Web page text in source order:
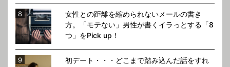
女性との距離を縮められないメールの書き
方。「モテない」男性が書くイラっとする「8
つ」をPick up！
初デート・・・どこまで踏み込んだ話をすれ